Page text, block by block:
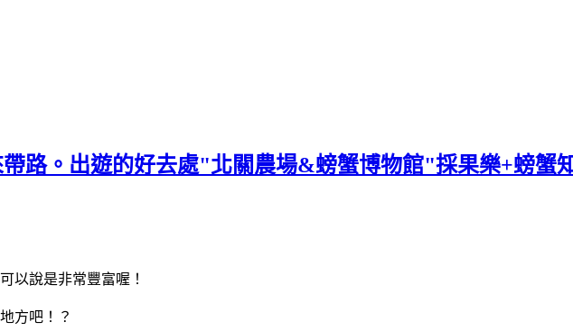
路。出遊的好去處"北關農場&螃蟹博物館"採果樂+螃蟹
以說是非常豐富喔！
方吧！？